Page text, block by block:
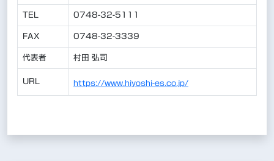
TEL 0748-32-5111
FAX 0748-32-3339
代表者 村田 弘司
URL https://www.hiyoshi-es.co.jp/